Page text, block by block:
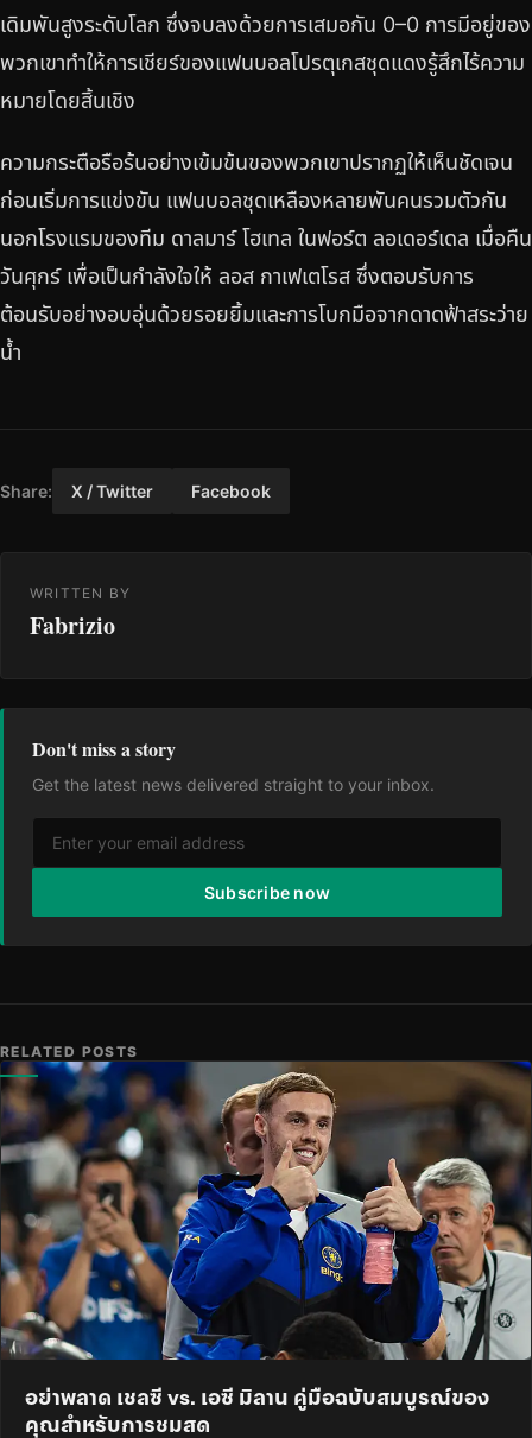
เดิมพันสูงระดับโลก ซึ่งจบลงด้วยการเสมอกัน 0–0 การมีอยู่ของ
พวกเขาทำให้การเชียร์ของแฟนบอลโปรตุเกสชุดแดงรู้สึกไร้ความ
หมายโดยสิ้นเชิง
ความกระตือรือร้นอย่างเข้มข้นของพวกเขาปรากฏให้เห็นชัดเจน
ก่อนเริ่มการแข่งขัน แฟนบอลชุดเหลืองหลายพันคนรวมตัวกัน
นอกโรงแรมของทีม ดาลมาร์ โฮเทล ในฟอร์ต ลอเดอร์เดล เมื่อคืน
วันศุกร์ เพื่อเป็นกำลังใจให้ ลอส กาเฟเตโรส ซึ่งตอบรับการ
ต้อนรับอย่างอบอุ่นด้วยรอยยิ้มและการโบกมือจากดาดฟ้าสระว่าย
น้ำ
Share: X / Twitter Facebook
WRITTEN BY
Fabrizio
Don't miss a story
Get the latest news delivered straight to your inbox.
Subscribe now
RELATED POSTS
อย่าพลาด เชลซี vs. เอซี มิลาน คู่มือฉบับสมบูรณ์ของ
คุณสำหรับการชมสด